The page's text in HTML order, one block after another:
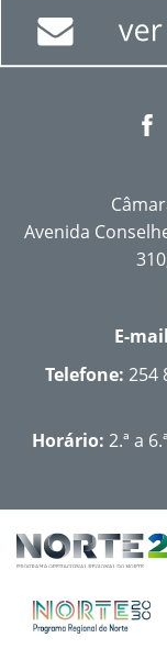
Avenida
E-
Telefone: 254
Horário: 2.ª a